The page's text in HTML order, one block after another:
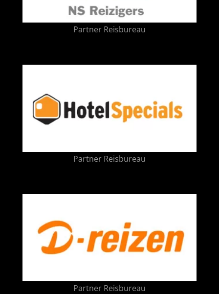
Partner Reisbureau
Partner Reisbureau
Partner Reisbureau